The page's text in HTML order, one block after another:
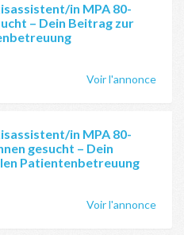
in MPA 80-
– Dein Beitrag zur
Voir l'annonce
in MPA 80-
gesucht – Dein
Patientenbetreuung
Voir l'annonce